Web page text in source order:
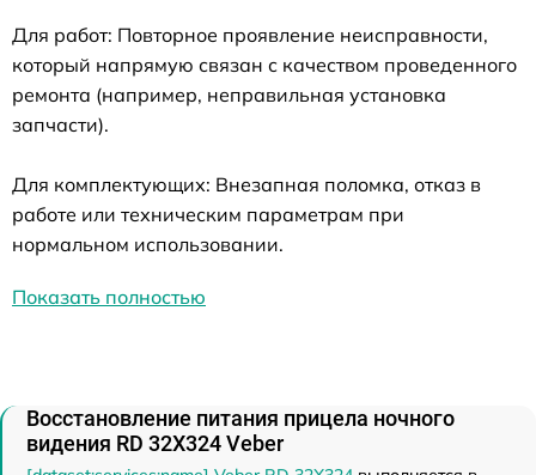
Для работ: Повторное проявление неисправности,
который напрямую связан с качеством проведенного
ремонта (например, неправильная установка
запчасти).
Для комплектующих: Внезапная поломка, отказ в
работе или техническим параметрам при
нормальном использовании.
Показать полностью
Восстановление питания прицела ночного
видения RD 32X324 Veber